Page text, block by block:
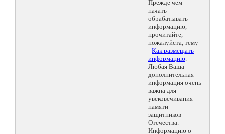
Прежде чем
начать
обрабатывать
информацию,
прочитайте,
пожалуйста, тему
- Как размещать
информацию.
Любая Ваша
дополнительная
информация очень
важна для
увековечивания
памяти
защитников
Отечества.
Информацию о